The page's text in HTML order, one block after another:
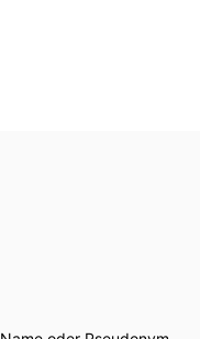
00:00:38: Ich bleibe